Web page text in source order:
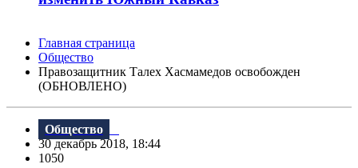
Главная страница
Общество
Правозащитник Талех Хасмамедов освобожден
(ОБНОВЛЕНО)
Общество
30 декабрь 2018, 18:44
1050